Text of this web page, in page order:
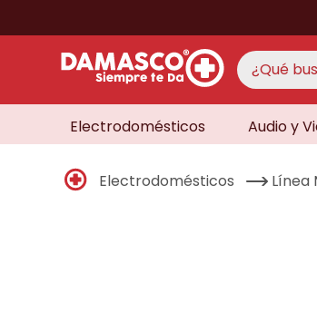
¿Qué
Electrodomésticos Audio y
Electrodomésticos Línea